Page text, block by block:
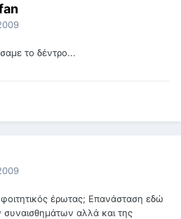
το δέντρο...
έρωτας; Επανάσταση εδώ
αλλά και της